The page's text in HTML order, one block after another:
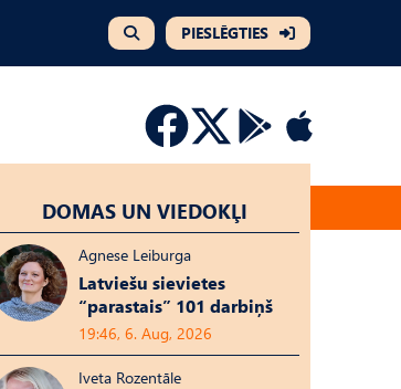
PIESLĒGTIES
DOMAS UN VIEDOKĻI
Agnese Leiburga
Latviešu sievietes
“parastais” 101 darbiņš
19:46, 6. Aug, 2026
Iveta Rozentāle